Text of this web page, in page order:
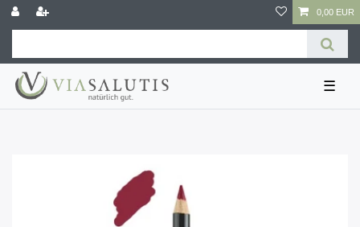
0,00 EUR
☰